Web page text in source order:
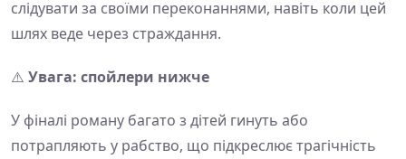
слідувати за своїми переконаннями, навіть коли цей
шлях веде через страждання.
⚠️ Увага: спойлери нижче
У фіналі роману багато з дітей гинуть або
потрапляють у рабство, що підкреслює трагічність